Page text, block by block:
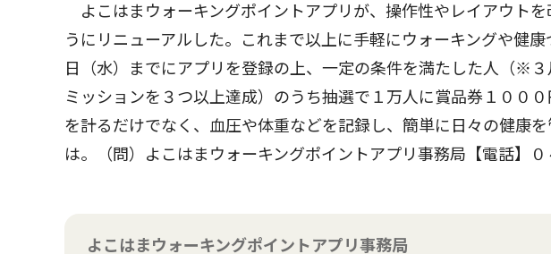
よこはまウォーキングポイントアプリが、操作性やレイアウト
うにリニューアルした。これまで以上に手軽にウォーキングや健
日（水）までにアプリを登録の上、一定の条件を満たした人（※
ミッションを３つ以上達成）のうち抽選で１万人に賞品券１００
を計るだけでなく、血圧や体重などを記録し、簡単に日々の健康
は。（問）よこはまウォーキングポイントアプリ事務局【電話】
よこはまウォーキングポイントアプリ事務局